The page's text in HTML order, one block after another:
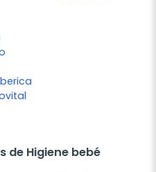
de Higiene bebé